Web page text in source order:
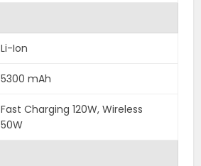
Li-Ion
5300 mAh
Fast Charging 120W, Wireless
50W